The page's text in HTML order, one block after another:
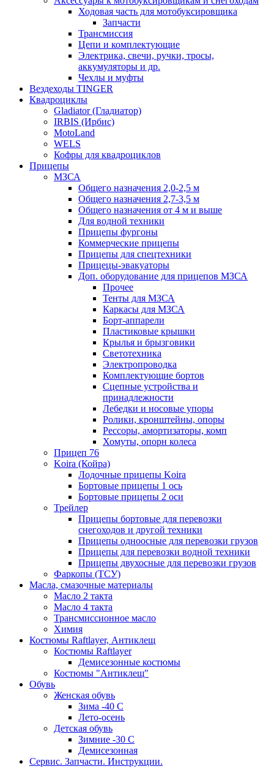
Ходовая часть для мотобуксировщика
Запчасти
Трансмиссия
Цепи и комплектующие
Электрика, свечи, ручки, тросы,
аккумуляторы и др.
Чехлы и муфты
Вездеходы TINGER
Квадроциклы
Gladiator (Гладиатор)
IRBIS (Ирбис)
MotoLand
WELS
Кофры для квадроциклов
Прицепы
МЗСА
Общего назначения 2,0-2,5 м
Общего назначения 2,7-3,5 м
Общего назначения от 4 м и выше
Для водной техники
Прицепы фургоны
Коммерческие прицепы
Прицепы для спецтехники
Прицецы-эвакуаторы
Доп. оборудование для прицепов МЗСА
Прочее
Тенты для МЗСА
Каркасы для МЗСА
Борт-аппарели
Пластиковые крышки
Крылья и брызговики
Светотехника
Электропроводка
Комплектующие бортов
Сцепные устройства и
принадлежности
Лебедки и носовые упоры
Ролики, кронштейны, опоры
Рессоры, амортизаторы, комп
Хомуты, опорн колеса
Прицеп 76
Koira (Койра)
Лодочные прицепы Koira
Бортовые прицепы 1 ось
Бортовые прицепы 2 оси
Трейлер
Прицепы бортовые для перевозки
снегоходов и другой техники
Прицепы одноосные для перевозки грузов
Прицепы для перевозки водной техники
Прицепы двухосные для перевозки грузов
Фаркопы (ТСУ)
Масла, смазочные материалы
Масло 2 такта
Масло 4 такта
Трансмиссионное масло
Химия
Костюмы Raftlayer, Антиклещ
Костюмы Raftlayer
Демисезонные костюмы
Костюмы "Антиклещ"
Обувь
Женская обувь
Зима -40 С
Лето-осень
Детская обувь
Зимние -30 С
Демисезонная
Сервис. Запчасти. Инструкции.